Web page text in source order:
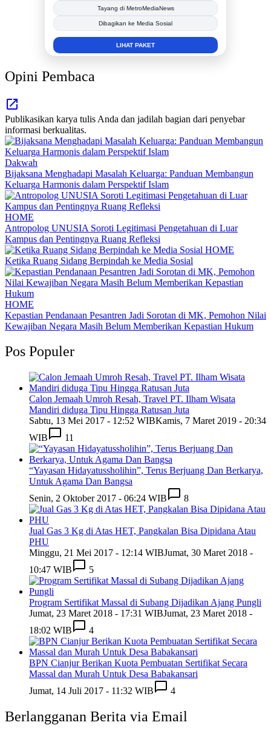
Berita Promosi
Tingkatkan Branding Anda
INFO SELENGKAPNYA
Opini Pembaca
Publikasikan karya tulis Anda dan jadilah bagian dari penyebar
informasi berkualitas.
Dakwah
Bijaksana Menghadapi Masalah Keluarga: Panduan Membangun
Keluarga Harmonis dalam Perspektif Islam
HOME
Antropolog UNUSIA Soroti Legitimasi Pengetahuan di Luar
Kampus dan Pentingnya Ruang Refleksi
HOME
Ketika Ruang Sidang Berpindah ke Media Sosial
HOME
Kepastian Pendanaan Pesantren Jadi Sorotan di MK, Pemohon Nilai
Kewajiban Negara Masih Belum Memberikan Kepastian Hukum
Pos Populer
Calon Jemaah Umroh Resah, Travel PT. Ilham Wisata
Mandiri diduga Tipu Hingga Ratusan Juta
Sabtu, 13 Mei 2017 - 12:52 WIBKamis, 7 Maret 2019 - 20:34
WIB
11
“Yayasan Hidayatussholihin”, Terus Berjuang Dan Berkarya,
Untuk Agama Dan Bangsa
Senin, 2 Oktober 2017 - 06:24 WIB
8
Jual Gas 3 Kg di Atas HET, Pangkalan Bisa Dipidana Atau
PHU
Minggu, 21 Mei 2017 - 12:14 WIBJumat, 30 Maret 2018 -
10:47 WIB
5
Program Sertifikat Massal di Subang Dijadikan Ajang Pungli
Jumat, 23 Maret 2018 - 17:31 WIBJumat, 23 Maret 2018 -
18:02 WIB
4
BPN Cianjur Berikan Kuota Pembuatan Sertifikat Secara
Massal dan Murah Untuk Desa Babakansari
Jumat, 14 Juli 2017 - 11:32 WIB
4
Berlangganan Berita via Email